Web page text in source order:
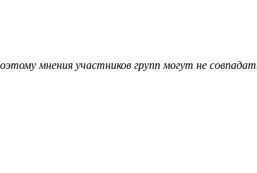
мнения участников групп могут не